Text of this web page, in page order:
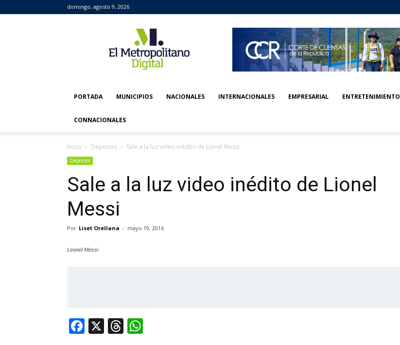
domingo, agosto 9, 2026
Metropolitano
Digital
PORTADA MUNICIPIOS NACIONALES INTERNACIONALES EMPRESARIAL ENTRETENIMIENTO
CONNACIONALES
Inicio Deportes Sale a la luz video inédito de Lionel Messi
Deportes
Sale a la luz video inédito de Lionel
Messi
Por Liset Orellana - mayo 19, 2016
Leonel Messi
Facebook
X Threads